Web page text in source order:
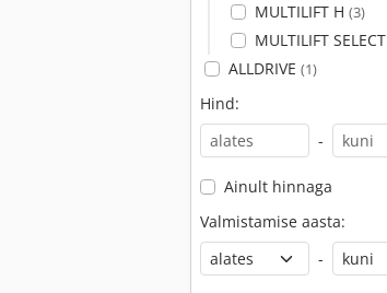
MULTILIFT H (3)
MULTILIFT SELECT
ALLDRIVE (1)
Hind:
-
Ainult hinnaga
Valmistamise aasta:
-